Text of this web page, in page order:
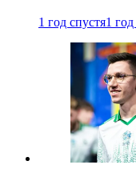
1 год спустя1